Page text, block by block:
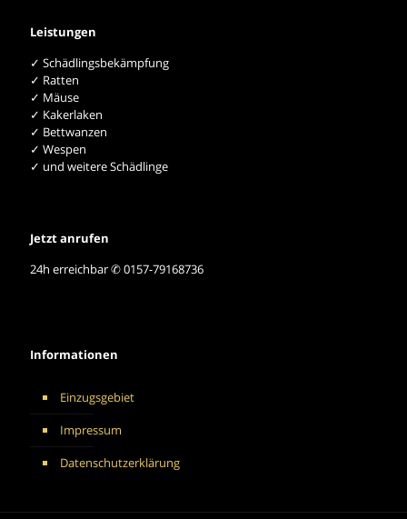
Leistungen
✓ Schädlingsbekämpfung
✓ Ratten
✓ Mäuse
✓ Kakerlaken
✓ Bettwanzen
✓ Wespen
✓ und weitere Schädlinge
Jetzt anrufen
24h erreichbar ✆ 0157-79168736
Informationen
Einzugsgebiet
Impressum
Datenschutzerklärung